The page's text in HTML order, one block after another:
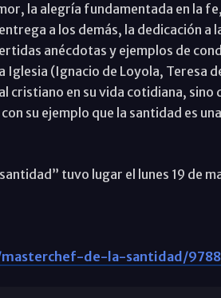
la alegría fundamentada en la
a los demás, la dedicación a
anécdotas y ejemplos de
(Ignacio de Loyola, Teresa
cristiano en su vida cotidiana, sino
su ejemplo que la santidad es
tuvo lugar el lunes 19 de
de-la-santidad/